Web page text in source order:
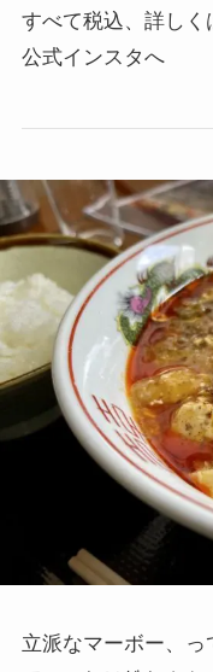
すべて税込、詳しく
公式インスタへ
立派なマーボー、